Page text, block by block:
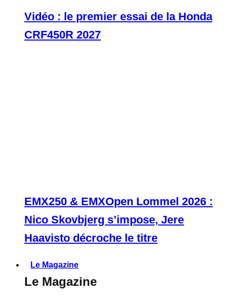
Vidéo : le premier essai de la Honda
CRF450R 2027
EMX250 & EMXOpen Lommel 2026 :
Nico Skovbjerg s’impose, Jere
Haavisto décroche le titre
Le Magazine
Le Magazine